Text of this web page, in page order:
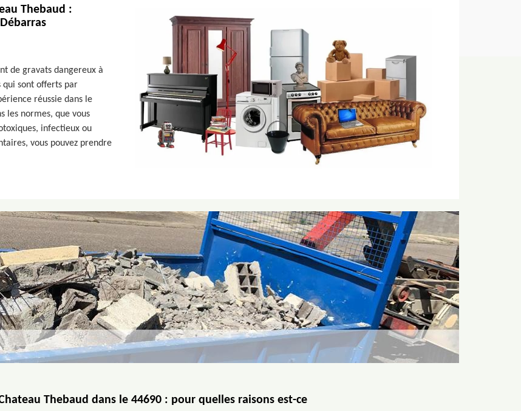
Thebaud :
de gravats dangereux à
qui sont offerts par
réussie dans le
les normes, que vous
infectieux ou
vous pouvez prendre
Thebaud dans le 44690 : pour quelles raisons est-ce